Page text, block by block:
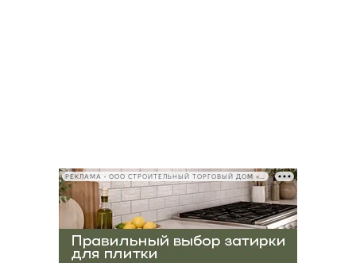
РЕКЛАМА • ООО СТРОИТЕЛЬНЫЙ ТОРГОВЫЙ ДОМ «ПЕТРОВИЧ», ИНН 7802348846